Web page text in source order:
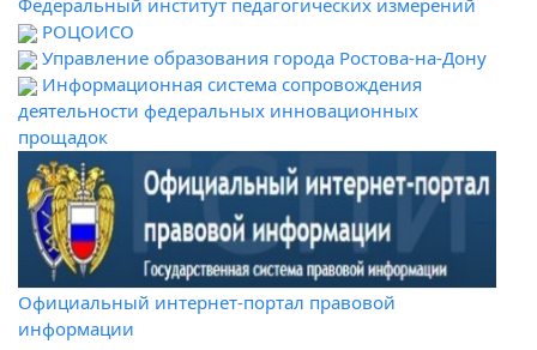
Федеральный институт педагогических измерений
РОЦОИСО
Управление образования города Ростова-на-Дону
Информационная система сопровождения
деятельности федеральных инновационных
прощадок
Официальный интернет-портал правовой
информации